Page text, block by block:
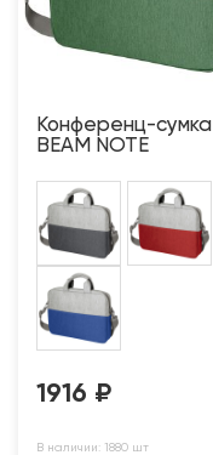
Конференц-сумка
BEAM NOTE
1916 ₽
В наличии: 1880 шт